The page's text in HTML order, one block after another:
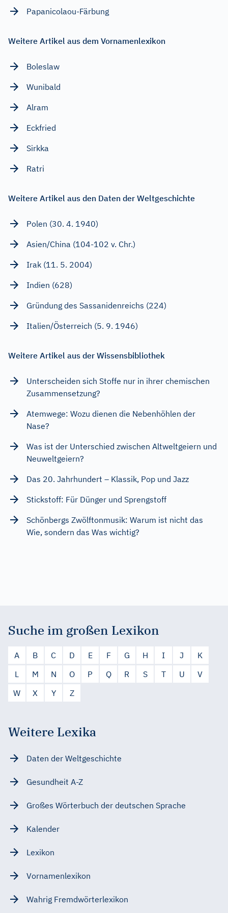
Papanicolaou-Färbung
Weitere Artikel aus dem Vornamenlexikon
Boleslaw
Wunibald
Alram
Eckfried
Sirkka
Ratri
Weitere Artikel aus den Daten der Weltgeschichte
Polen (30. 4. 1940)
Asien/China (104-102 v. Chr.)
Irak (11. 5. 2004)
Indien (628)
Gründung des Sassanidenreichs (224)
Italien/Österreich (5. 9. 1946)
Weitere Artikel aus der Wissensbibliothek
Unterscheiden sich Stoffe nur in ihrer chemischen
Zusammensetzung?
Atemwege: Wozu dienen die Nebenhöhlen der
Nase?
Was ist der Unterschied zwischen Altweltgeiern und
Neuweltgeiern?
Das 20. Jahrhundert – Klassik, Pop und Jazz
Stickstoff: Für Dünger und Sprengstoff
Schönbergs Zwölftonmusik: Warum ist nicht das
Wie, sondern das Was wichtig?
Suche im großen Lexikon
A B C D E F G H I J
K
L
M N O P Q R S T U
V
W
X Y Z
Weitere Lexika
Daten der Weltgeschichte
Gesundheit A-Z
Großes Wörterbuch der deutschen Sprache
Kalender
Lexikon
Vornamenlexikon
Wahrig Fremdwörterlexikon